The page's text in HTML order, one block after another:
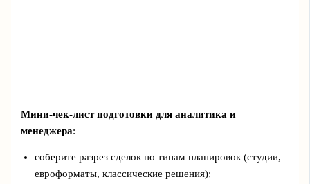
Мини‑чек‑лист подготовки для аналитика и
менеджера:
соберите разрез сделок по типам планировок (студии,
евроформаты, классические решения);